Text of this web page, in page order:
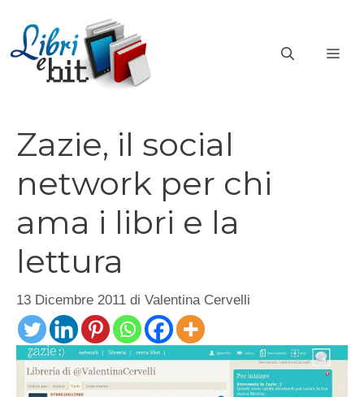
contenuto
Zazie, il social
network per chi
ama i libri e la
lettura
13 Dicembre 2011 di Valentina Cervelli